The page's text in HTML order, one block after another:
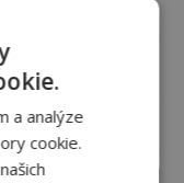
a analýze
cookie.